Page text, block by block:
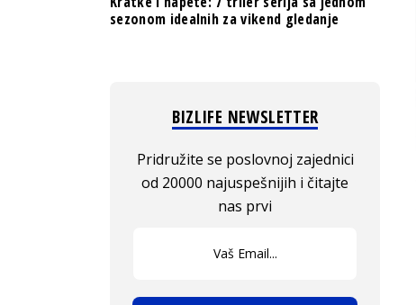
sezonom idealnih za vikend gledanje
BIZLIFE NEWSLETTER
Pridružite se poslovnoj zajednici
od 20000 najuspešnijih i čitajte
nas prvi